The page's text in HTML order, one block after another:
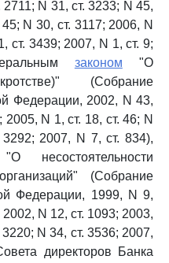
N 31, ст. 3233; N 45,
N 30, ст. 3117; 2006, N
ст. 3439; 2007, N 1, ст. 9;
законом "О
(Собрание
Федерации, 2002, N 43,
N 1, ст. 18, ст. 46; N
2007, N 7, ст. 834),
несостоятельности
(Собрание
Федерации, 1999, N 9,
N 12, ст. 1093; 2003,
N 34, ст. 3536; 2007,
директоров Банка